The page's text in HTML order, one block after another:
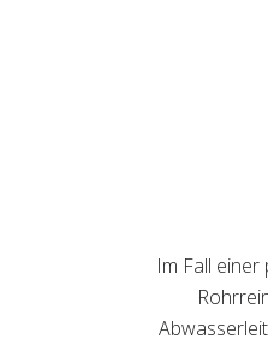
Im Fall